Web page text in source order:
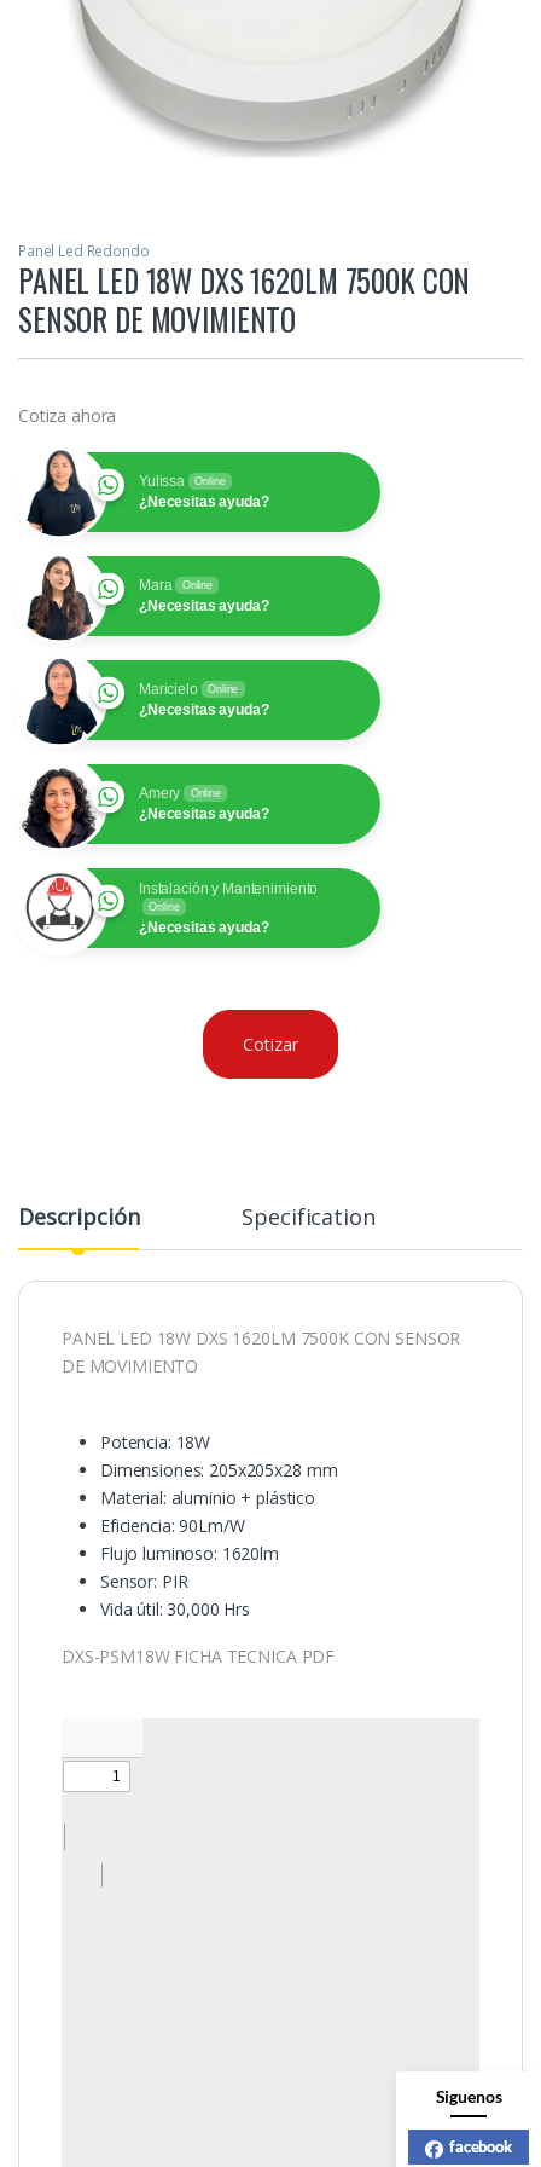
Panel Led Redondo
PANEL LED 18W DXS 1620LM 7500K CON
SENSOR DE MOVIMIENTO
Cotiza ahora
Yulissa Online
¿Necesitas ayuda?
Mara Online
¿Necesitas ayuda?
Maricielo Online
¿Necesitas ayuda?
Amery Online
¿Necesitas ayuda?
Instalación y Mantenimiento
Online
¿Necesitas ayuda?
Cotizar
Descripción Specification
PANEL LED 18W DXS 1620LM 7500K CON SENSOR
DE MOVIMIENTO
Potencia: 18W
Dimensiones: 205x205x28 mm
Material: aluminio + plástico
Eficiencia: 90Lm/W
Flujo luminoso: 1620lm
Sensor: PIR
Vida útil: 30,000 Hrs
DXS-PSM18W FICHA TECNICA PDF
Siguenos
facebook